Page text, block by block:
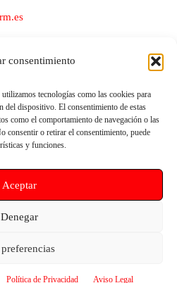
consentimiento
tecnologías como las cookies para
del dispositivo. El consentimiento de estas
como el comportamiento de navegación o las
consentir o retirar el consentimiento, puede
y funciones.
Aceptar
Denegar
Política de Privacidad Aviso Legal
Artículo siguiente
la producción de los limoneros